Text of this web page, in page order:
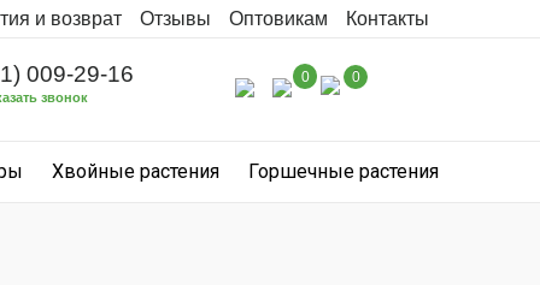
и возврат Отзывы Оптовикам Контакты
009-29-16
звонок
0 0
Хвойные растения Горшечные растения